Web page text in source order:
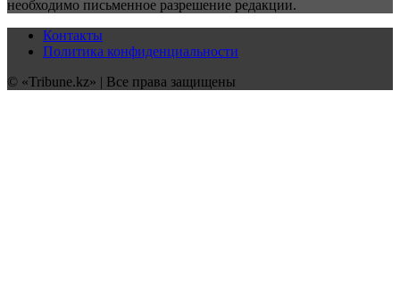
необходимо письменное разрешение редакции.
Контакты
Политика конфиденциальности
© «Tribune.kz» | Все права защищены